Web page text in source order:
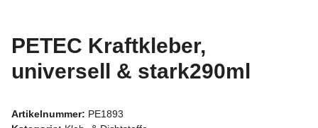
PETEC Kraftkleber,
universell & stark290ml
Artikelnummer: PE1893